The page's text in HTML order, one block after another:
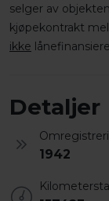
selger av
kjøpekontrakt
ikke
Detaljer
1942